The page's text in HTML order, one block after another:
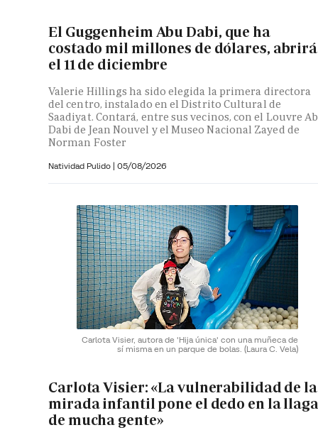
El Guggenheim Abu Dabi, que ha
costado mil millones de dólares, abrirá
el 11 de diciembre
Valerie Hillings ha sido elegida la primera directora
del centro, instalado en el Distrito Cultural de
Saadiyat. Contará, entre sus vecinos, con el Louvre
Dabi de Jean Nouvel y el Museo Nacional Zayed de
Norman Foster
Natividad Pulido | 05/08/2026
Carlota Visier, autora de 'Hija única' con una muñeca de
sí misma en un parque de bolas. (Laura C. Vela)
Carlota Visier: «La vulnerabilidad de la
mirada infantil pone el dedo en la llaga
de mucha gente»